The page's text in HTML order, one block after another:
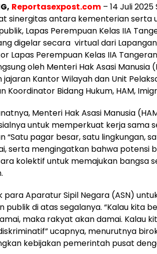
Reportasexpost.com – 14 Juli
sinergitas antara kementerian serta
Lapas Perempuan Kelas IIA
digelar secara virtual dari
Lapas Perempuan Kelas IIA
oleh Menteri Hak Asasi Manusia
jajaran Kantor Wilayah dan Unit
Koordinator Bidang Hukum, HAM,
Menteri Hak Asasi Manusia
untuk memperkuat kerja sama
“Satu pagar besar, satu lingkungan,
serta mengingatkan bahwa potensi
kolektif untuk memajukan bangsa
para Aparatur Sipil Negara (ASN)
publik di atas segalanya. “Kalau kita
maka rakyat akan damai. Kalau
ucapnya, menurutnya
kebijakan pemerintah pusat